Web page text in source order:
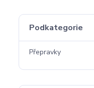
Podkategorie
Přepravky